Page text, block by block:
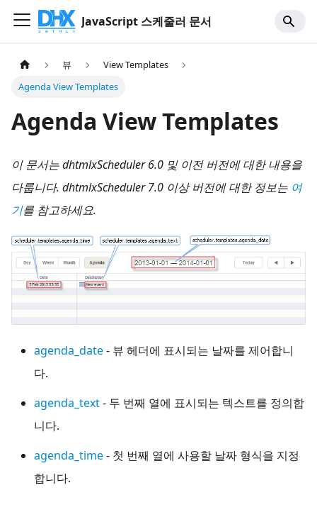
JavaScript 스케줄러 문서
뷰
View Templates
Agenda View Templates
Agenda View Templates
이 문서는 dhtmlxScheduler 6.0 및 이전 버전에 대한 내용을
다룹니다. dhtmlxScheduler 7.0 이상 버전에 대한 정보는 여
기를 참고하세요.
agenda_date- 뷰 헤더에 표시되는 날짜를 제어합니
다.
agenda_text- 두 번째 열에 표시되는 텍스트를 정의합
니다.
agenda_time- 첫 번째 열에 사용할 날짜 형식을 지정
합니다.